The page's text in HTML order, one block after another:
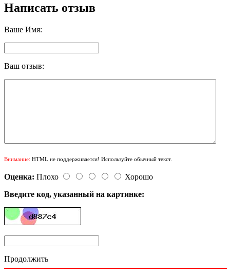
Написать отзыв
Ваше Имя:
Ваш отзыв:
Внимание: HTML не поддерживается! Используйте обычный текст.
Оценка: Плохо
Хорошо
Введите код, указанный на картинке:
Продолжить